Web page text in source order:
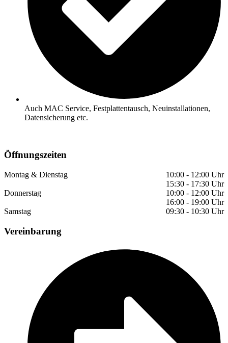
Auch MAC Service, Festplattentausch, Neuinstallationen,
Datensicherung etc.
Öffnungszeiten
Montag & Dienstag
10:00 - 12:00 Uhr
15:30 - 17:30 Uhr
Donnerstag
10:00 - 12:00 Uhr
16:00 - 19:00 Uhr
Samstag
09:30 - 10:30 Uhr
Vereinbarung